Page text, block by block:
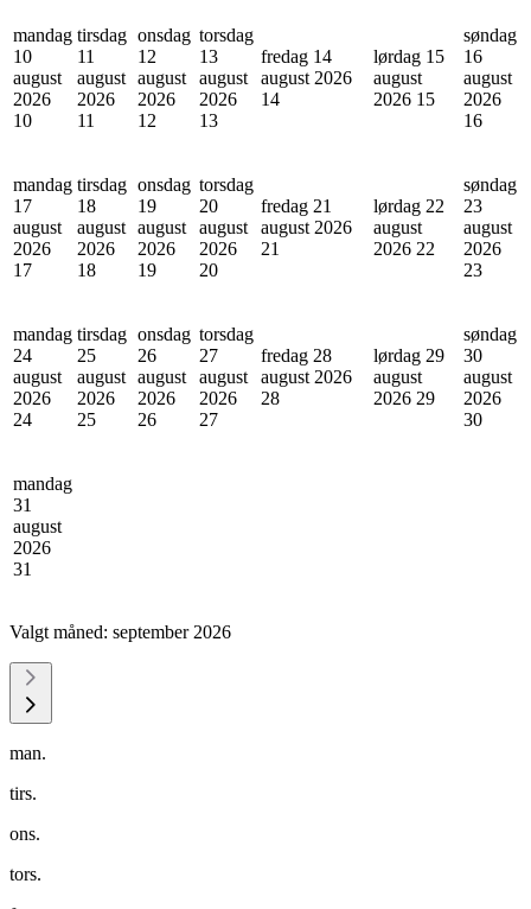
mandag
10
august
2026
10
tirsdag
11
august
2026
11
onsdag
12
august
2026
12
torsdag
13
august
2026
13
fredag 14
august 2026
14
lørdag 15
august
2026 15
søndag
16
august
2026
16
mandag
17
august
2026
17
tirsdag
18
august
2026
18
onsdag
19
august
2026
19
torsdag
20
august
2026
20
fredag 21
august 2026
21
lørdag 22
august
2026 22
søndag
23
august
2026
23
mandag
24
august
2026
24
tirsdag
25
august
2026
25
onsdag
26
august
2026
26
torsdag
27
august
2026
27
fredag 28
august 2026
28
lørdag 29
august
2026 29
søndag
30
august
2026
30
mandag
31
august
2026
31
Valgt måned: september 2026
man.
tirs.
ons.
tors.